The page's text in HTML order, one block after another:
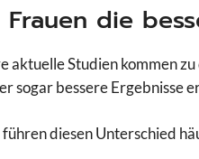
Frauen die
aktuelle Studien kommen
sogar bessere Ergebnisse
diesen Unterschied